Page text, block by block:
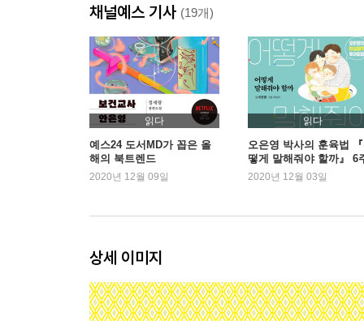
2장 애쓰지 않고 편안하게
: 나답게 산다는 것
다른 사람이 되려 애쓰지 말 것
실망시킬 용기
돌아올 힘을 남겨두자
인싸가 아니라도 괜찮아
호의는 돼지고기까지, 이유 없는 소고기는 없다
관계의 황금률
3장 신경질 내지 않고 정중하게
채널예스 기사 (19개)
읽다
예스24 도서MD가 꼽은 올
해의 북트렌드
2020년 12월 09일
읽다
오은영 박사의 훈육법
떻게 말해줘야 할까』 6
연속 1위 등극
2020년 12월 03일
상세 이미지